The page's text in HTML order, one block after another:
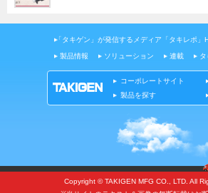
「タキゲン」が発信するメディア「タキレポ」
製品情報 ソリューション 連載
コーポレートサイト
製品を探す
Copyright © TAKIGEN MFG CO., LTD. All